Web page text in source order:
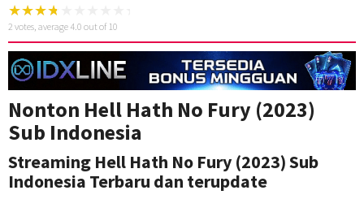
2 votes, average 4.0 out of 10
Nonton Hell Hath No Fury (2023)
Sub Indonesia
Streaming Hell Hath No Fury (2023) Sub
Indonesia Terbaru dan terupdate